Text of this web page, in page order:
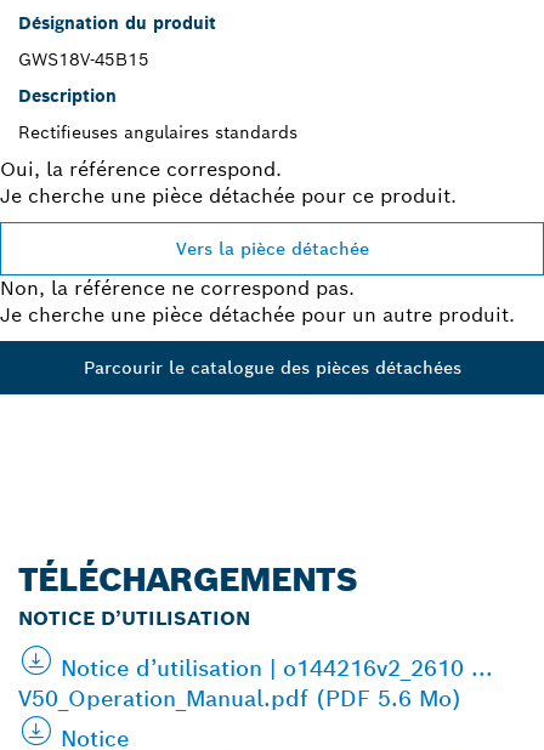
Désignation du produit
GWS18V-45B15
Description
Rectifieuses angulaires standards
Oui, la référence correspond.
Je cherche une pièce détachée pour ce produit.
Vers la pièce détachée
Non, la référence ne correspond pas.
Je cherche une pièce détachée pour un autre produit.
Parcourir le catalogue des pièces détachées
TÉLÉCHARGEMENTS
NOTICE D’UTILISATION
Notice d’utilisation | o144216v2_2610 ...
V50_Operation_Manual.pdf (PDF 5.6 Mo)
Notice